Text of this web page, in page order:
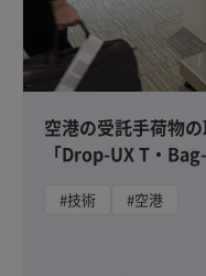
空港の受託手荷物
「Drop-UX T・Bag-
#技術
#空港